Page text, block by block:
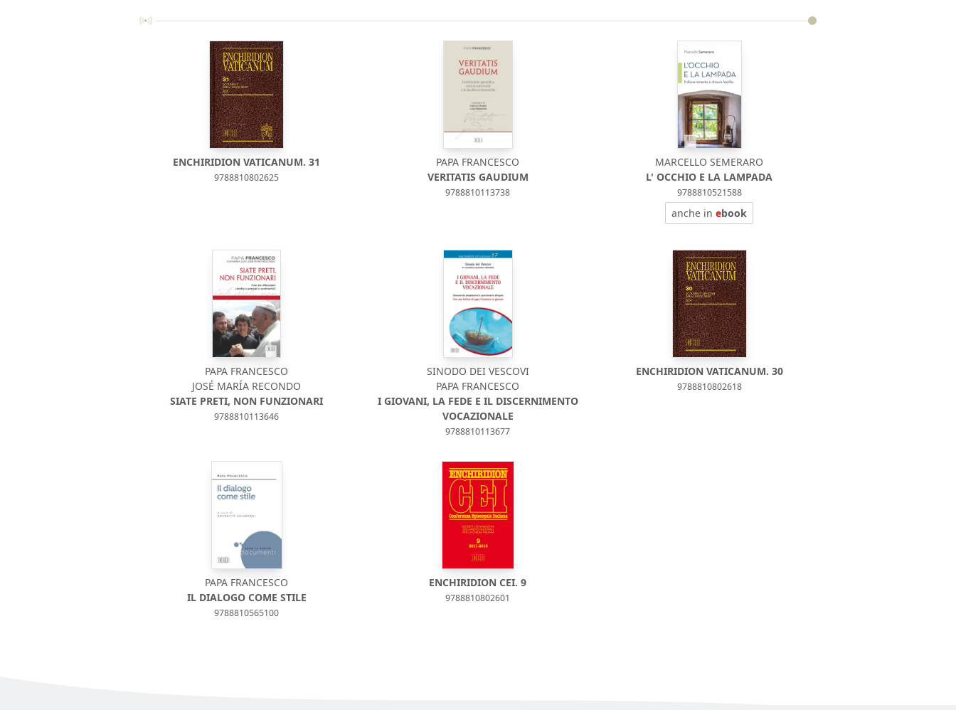
ENCHIRIDION VATICANUM. 31
9788810802625
PAPA FRANCESCO
VERITATIS GAUDIUM
9788810113738
MARCELLO SEMERARO
L' OCCHIO E LA LAMPADA
9788810521588
anche inebook
PAPA FRANCESCO
JOSÉ MARÍA RECONDO
SIATE PRETI, NON FUNZIONARI
9788810113646
SINODO DEI VESCOVI
PAPA FRANCESCO
I GIOVANI, LA FEDE E IL DISCERNIMENTO
VOCAZIONALE
9788810113677
ENCHIRIDION VATICANUM. 30
9788810802618
PAPA FRANCESCO
IL DIALOGO COME STILE
9788810565100
ENCHIRIDION CEI. 9
9788810802601